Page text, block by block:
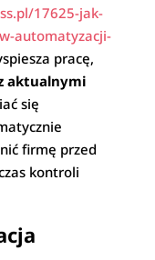
17625-jak-
automatyzacji-
pracę,
aktualnymi
się
firmę przed
kontroli